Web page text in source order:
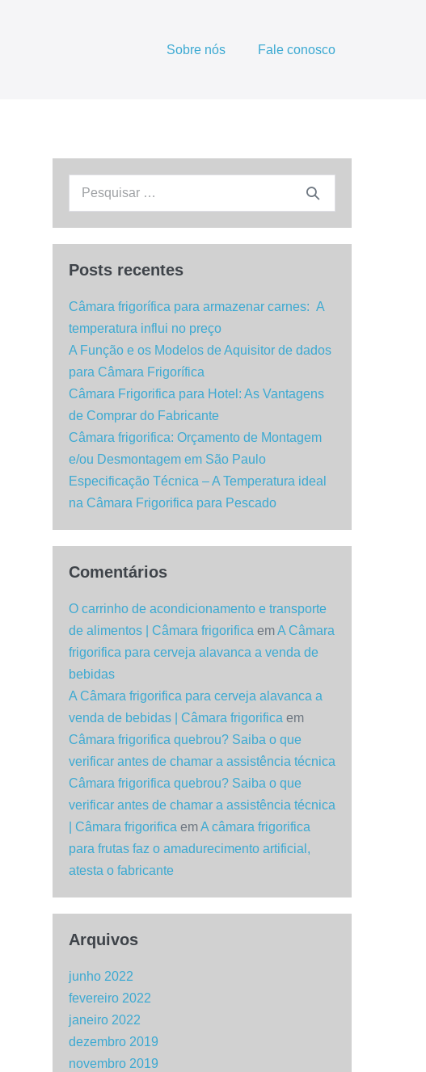
Sobre nós Fale conosco
Procurar:
Posts recentes
Câmara frigorífica para armazenar carnes: A
temperatura influi no preço
A Função e os Modelos de Aquisitor de dados
para Câmara Frigorífica
Câmara Frigorifica para Hotel: As Vantagens
de Comprar do Fabricante
Câmara frigorifica: Orçamento de Montagem
e/ou Desmontagem em São Paulo
Especificação Técnica – A Temperatura ideal
na Câmara Frigorifica para Pescado
Comentários
O carrinho de acondicionamento e transporte
de alimentos | Câmara frigorifica emA Câmara
frigorifica para cerveja alavanca a venda de
bebidas
A Câmara frigorifica para cerveja alavanca a
venda de bebidas | Câmara frigorifica em
Câmara frigorifica quebrou? Saiba o que
verificar antes de chamar a assistência técnica
Câmara frigorifica quebrou? Saiba o que
verificar antes de chamar a assistência técnica
| Câmara frigorifica emA câmara frigorifica
para frutas faz o amadurecimento artificial,
atesta o fabricante
Arquivos
junho 2022
fevereiro 2022
janeiro 2022
dezembro 2019
novembro 2019